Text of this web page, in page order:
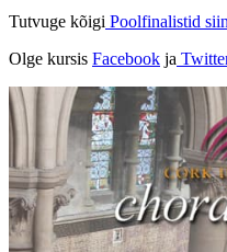
German
Greek
Spanish
French
Hungarian
Italian
Tutvuge kõigi Poolfinalistid
Olge kursis Facebook ja